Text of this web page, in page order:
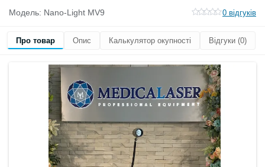
Модель: Nano-Light MV9 0 відгуків
Про товар Опис Калькулятор окупності Відгуки (0)